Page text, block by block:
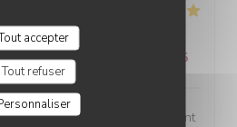
accepter
Tout refuser
4
4/5 Cuisine:5 /5
on en trouve trop rarement